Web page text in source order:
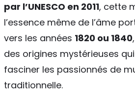
par l’UNESCO en 2011, cette
l’essence même de l’âme
vers les années 1820 ou 1840
des origines mystérieuses
fasciner les passionnés de
traditionnelle.